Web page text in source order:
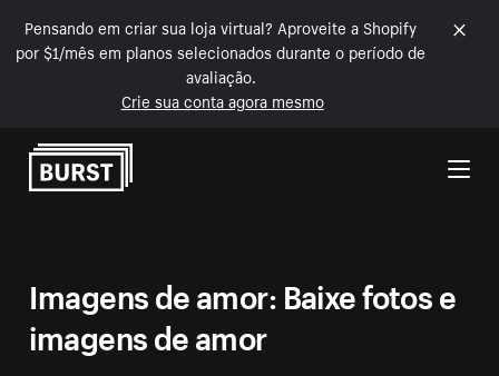
Pensando em criar sua loja virtual? Aproveite a Shopify
por $1/mês em planos selecionados durante o período de
avaliação.
Crie sua conta agora mesmo
Pular para o conteúdo
Imagens de amor: Baixe fotos e
imagens de amor